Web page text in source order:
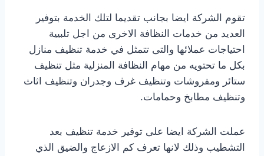
تقوم الشركة ايضا بجانب تقديما لتلك الخدمة بتوفير
العديد من خدمات النظافة الاخرى من اجل تلبيية
احتياجات عملائها والتى تتمثل في خدمة تنظيف منازل
بكل ما تحتويه من مهام النظافة المنزلية مثل تنظيف
ستائر ومفروشات وتنظيف غرف وجدران وتنظيف اثاث
وتنظيف مطابخ وحمامات.
عملت الشركة ايضا على توفير خدمة تنظيف بعد
التشطيب وذلك لانها تعرف كم الازعاج والضيق الذي